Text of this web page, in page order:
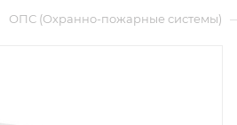
ОПС (Охранно-пожарные системы)